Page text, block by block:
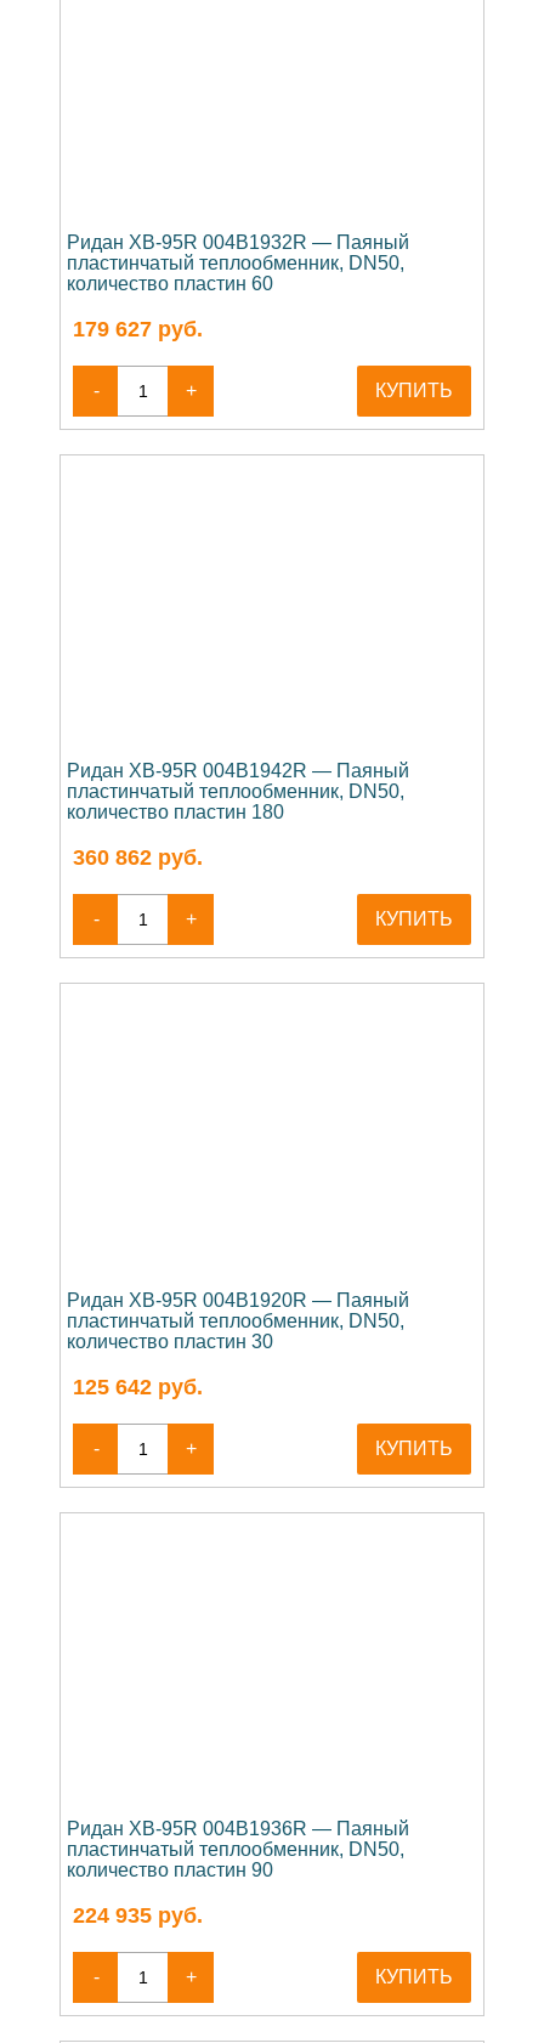
Ридан XB-95R 004B1932R — Паяный
пластинчатый теплообменник, DN50,
количество пластин 60
179 627 руб.
- + КУПИТЬ
Ридан XB-95R 004B1942R — Паяный
пластинчатый теплообменник, DN50,
количество пластин 180
360 862 руб.
- + КУПИТЬ
Ридан XB-95R 004B1920R — Паяный
пластинчатый теплообменник, DN50,
количество пластин 30
125 642 руб.
- + КУПИТЬ
Ридан XB-95R 004B1936R — Паяный
пластинчатый теплообменник, DN50,
количество пластин 90
224 935 руб.
- + КУПИТЬ